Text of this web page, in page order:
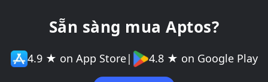
Sẵn sàng mua Aptos?
4.9 ★ on App Store| 4.8 ★ on Google Play